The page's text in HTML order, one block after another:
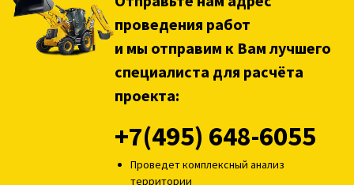
проведения работ
и мы отправим к Вам лучшего
специалиста для расчёта
проекта:
+7(495) 648-6055
Проведет комплексный анализ
территории